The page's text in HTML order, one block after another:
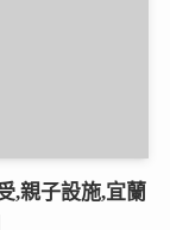
,親子設施,宜蘭